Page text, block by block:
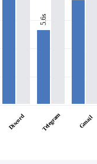
Discord
5.6s
Telegram Gmail